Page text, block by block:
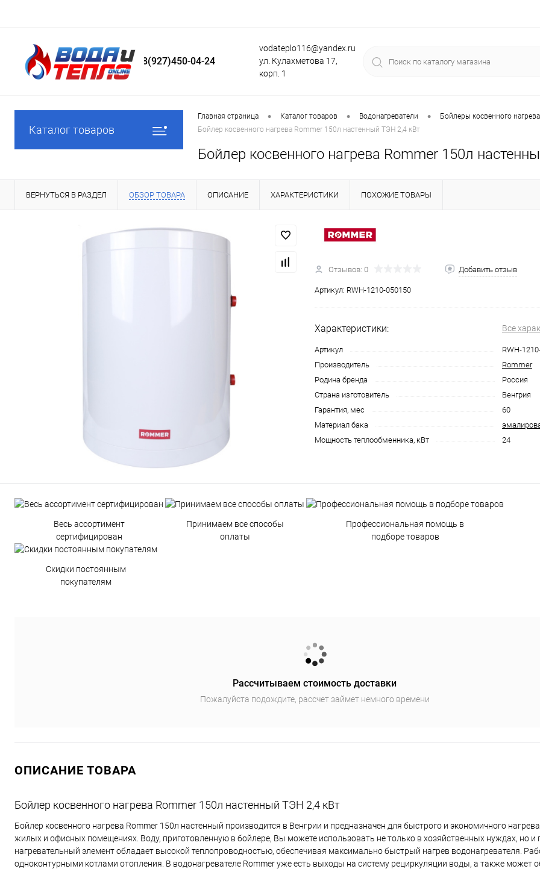
8(927)450-04-24
vodateplo116@yandex.ru
ул. Кулахметова 17,
корп. 1
Каталог товаров
Главная страница • Каталог товаров • Водонагреватели • Бойлеры косвенного
Бойлер косвенного нагрева Rommer 150л настенный ТЭН 2,4 кВт
Бойлер косвенного нагрева Rommer 150л
ВЕРНУТЬСЯ В РАЗДЕЛ ОБЗОР ТОВАРА ОПИСАНИЕ ХАРАКТЕРИСТИКИ ПОХОЖИЕ ТОВАРЫ
Отзывов: 0 Добавить отзыв
Артикул: RWH-1210-050150
Характеристики: Все
Артикул
RWH-
Производитель
Rommer
Родина бренда
Россия
Страна изготовитель
Венгрия
Гарантия, мес
60
Материал бака
Мощность теплообменника, кВт
24
Весь ассортимент
сертифицирован
Принимаем все способы
оплаты
Профессиональная помощь в
подборе товаров
Скидки постоянным
покупателям
Рассчитываем стоимость доставки
Пожалуйста подождите, рассчет займет немного времени
ОПИСАНИЕ ТОВАРА
Бойлер косвенного нагрева Rommer 150л настенный ТЭН 2,4 кВт
Бойлер косвенного нагрева Rommer 150л настенный производится в Венгрии и предназначен для быстрого и экономичного
жилых и офисных помещениях. Воду, приготовленную в бойлере, Вы можете использовать не только в хозяйственных нуждах, но
нагревательный элемент обладает высокой теплопроводностью, обеспечивая максимально быстрый нагрев водонагревателя.
одноконтурными котлами отопления. В водонагревателе Rommer уже есть выходы на систему рециркуляции воды, а также может